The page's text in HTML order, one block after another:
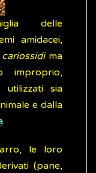
delle
amidacei,
cariossidima
improprio,
sia
e dalla
.
le loro
(pane,